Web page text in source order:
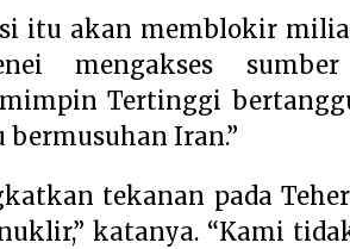
itu akan memblokir
mengakses
Tertinggi
Iran.”
tekanan pada
katanya. “Kami